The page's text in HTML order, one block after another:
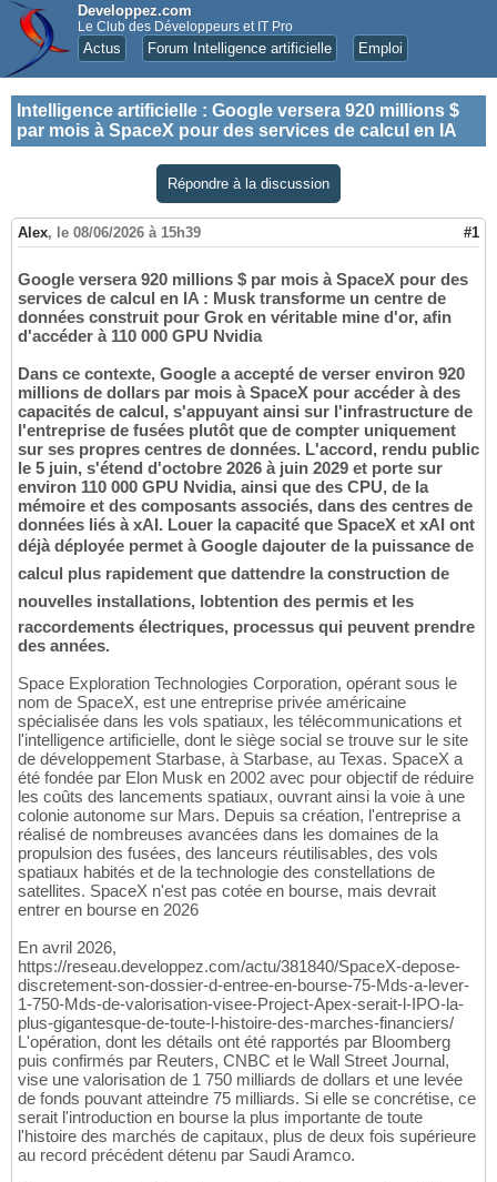
Developpez.com
Le Club des Développeurs et IT Pro
Actus Forum Intelligence artificielle Emploi
Intelligence artificielle : Google versera 920 millions $
par mois à SpaceX pour des services de calcul en IA
Répondre à la discussion
Alex, le 08/06/2026 à 15h39 #1
Google versera 920 millions $ par mois à SpaceX pour des
services de calcul en IA : Musk transforme un centre de
données construit pour Grok en véritable mine d'or, afin
d'accéder à 110 000 GPU Nvidia
Dans ce contexte, Google a accepté de verser environ 920
millions de dollars par mois à SpaceX pour accéder à des
capacités de calcul, s'appuyant ainsi sur l'infrastructure de
l'entreprise de fusées plutôt que de compter uniquement
sur ses propres centres de données. L'accord, rendu public
le 5 juin, s'étend d'octobre 2026 à juin 2029 et porte sur
environ 110 000 GPU Nvidia, ainsi que des CPU, de la
mémoire et des composants associés, dans des centres de
données liés à xAI. Louer la capacité que SpaceX et xAI ont
déjà déployée permet à Google dajouter de la puissance de
calcul plus rapidement que dattendre la construction de
nouvelles installations, lobtention des permis et les
raccordements électriques, processus qui peuvent prendre
des années.
Space Exploration Technologies Corporation, opérant sous le
nom de SpaceX, est une entreprise privée américaine
spécialisée dans les vols spatiaux, les télécommunications et
l'intelligence artificielle, dont le siège social se trouve sur le site
de développement Starbase, à Starbase, au Texas. SpaceX a
été fondée par Elon Musk en 2002 avec pour objectif de réduire
les coûts des lancements spatiaux, ouvrant ainsi la voie à une
colonie autonome sur Mars. Depuis sa création, l'entreprise a
réalisé de nombreuses avancées dans les domaines de la
propulsion des fusées, des lanceurs réutilisables, des vols
spatiaux habités et de la technologie des constellations de
satellites. SpaceX n'est pas cotée en bourse, mais devrait
entrer en bourse en 2026
En avril 2026,
https://reseau.developpez.com/actu/381840/SpaceX-depose-
discretement-son-dossier-d-entree-en-bourse-75-Mds-a-lever-
1-750-Mds-de-valorisation-visee-Project-Apex-serait-l-IPO-la-
plus-gigantesque-de-toute-l-histoire-des-marches-financiers/
L'opération, dont les détails ont été rapportés par Bloomberg
puis confirmés par Reuters, CNBC et le Wall Street Journal,
vise une valorisation de 1 750 milliards de dollars et une levée
de fonds pouvant atteindre 75 milliards. Si elle se concrétise, ce
serait l'introduction en bourse la plus importante de toute
l'histoire des marchés de capitaux, plus de deux fois supérieure
au record précédent détenu par Saudi Aramco.